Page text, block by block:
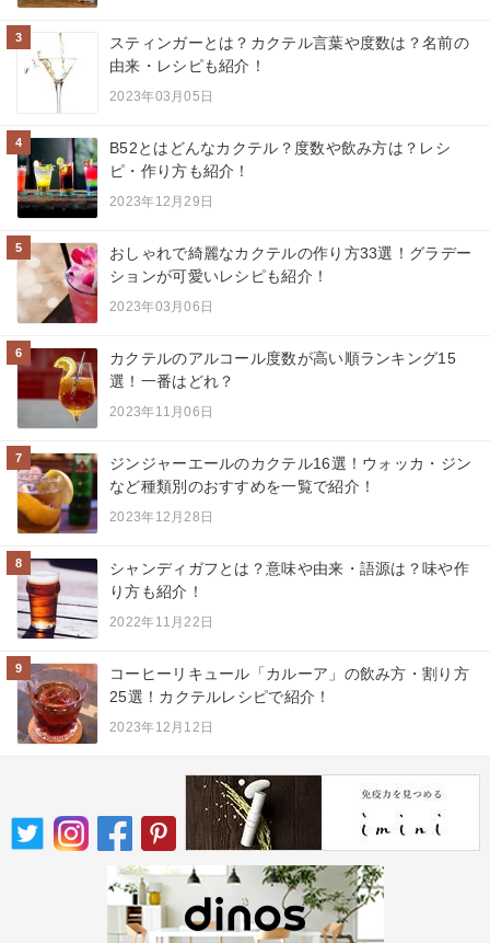
3
スティンガーとは？カクテル言葉や度数は？名前の
由来・レシピも紹介！
2023年03月05日
4
B52とはどんなカクテル？度数や飲み方は？レシ
ピ・作り方も紹介！
2023年12月29日
5
おしゃれで綺麗なカクテルの作り方33選！グラデー
ションが可愛いレシピも紹介！
2023年03月06日
6
カクテルのアルコール度数が高い順ランキング15
選！一番はどれ？
2023年11月06日
7
ジンジャーエールのカクテル16選！ウォッカ・ジン
など種類別のおすすめを一覧で紹介！
2023年12月28日
8
シャンディガフとは？意味や由来・語源は？味や作
り方も紹介！
2022年11月22日
9
コーヒーリキュール「カルーア」の飲み方・割り方
25選！カクテルレシピで紹介！
2023年12月12日